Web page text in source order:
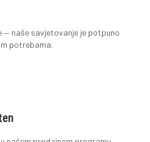
naše savjetovanje je potpuno
potrebama.